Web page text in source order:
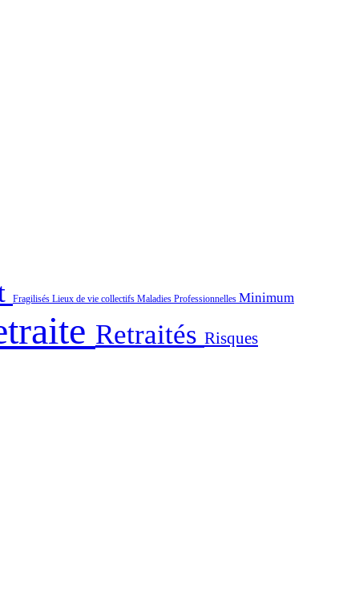
Fragilisés Lieux de vie collectifs Maladies Professionnelles Minimum
Retraités Risques